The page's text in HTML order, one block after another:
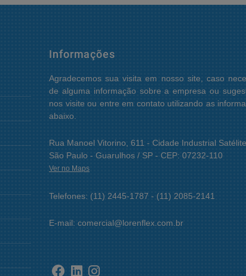
Informações
Agradecemos sua visita em nosso site, caso
de alguma informação sobre a empresa ou
nos visite ou entre em contato utilizando as
abaixo.
Rua Manoel Vitorino, 611 - Cidade Industrial
São Paulo - Guarulhos / SP - CEP: 07232-110
Ver no Maps
Telefones: (11) 2445-1787 - (11) 2085-2141
E-mail: comercial@lorenflex.com.br